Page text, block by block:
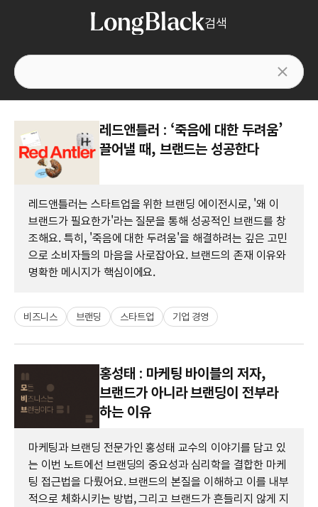
검색
레드앤틀러 : ‘죽음에 대한 두려움’
끌어낼 때, 브랜드는 성공한다
레드앤틀러는 스타트업을 위한 브랜딩 에이전시로, '왜 이
브랜드가 필요한가'라는 질문을 통해 성공적인 브랜드를 창
조해요. 특히, '죽음에 대한 두려움'을 해결하려는 깊은 고민
으로 소비자들의 마음을 사로잡아요. 브랜드의 존재 이유와
명확한 메시지가 핵심이에요.
비즈니스 브랜딩 스타트업 기업 경영
홍성태 : 마케팅 바이블의 저자,
브랜드가 아니라 브랜딩이 전부라
하는 이유
마케팅과 브랜딩 전문가인 홍성태 교수의 이야기를 담고 있
는 이번 노트에선 브랜딩의 중요성과 심리학을 결합한 마케
팅 접근법을 다뤘어요. 브랜드의 본질을 이해하고 이를 내부
적으로 체화시키는 방법, 그리고 브랜드가 흔들리지 않게 지